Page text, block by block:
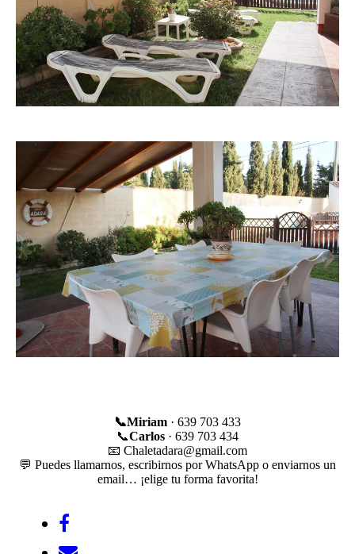
📞Miriam · 639 703 433
📞Carlos · 639 703 434
📧 Chaletadara@gmail.com
💬 Puedes llamarnos, escribirnos por WhatsApp o enviarnos un
email… ¡elige tu forma favorita!